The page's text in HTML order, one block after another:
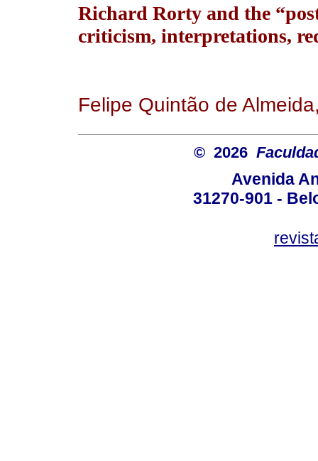
Richard Rorty and the
criticism, interpretations,
Felipe Quintão de
© 2026
Avenida
31270-901 -